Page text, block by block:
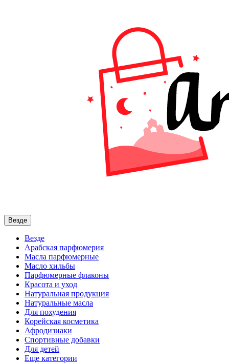
Везде
Везде
Арабская парфюмерия
Масла парфюмерные
Масло хильбы
Парфюмерные флаконы
Красота и уход
Натуральная продукция
Натуральные масла
Для похудения
Корейская косметика
Афродизиаки
Спортивные добавки
Для детей
Еще категории